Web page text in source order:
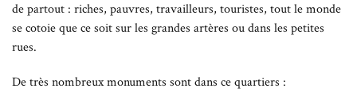
de partout : riches, pauvres, travailleurs, touristes, tout le monde
se cotoie que ce soit sur les grandes artères ou dans les petites
rues.
De très nombreux monuments sont dans ce quartiers :